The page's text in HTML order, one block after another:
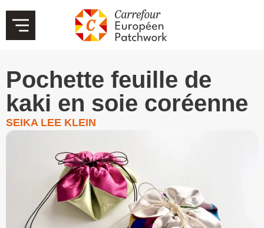
Pochette feuille de
kaki en soie coréenne
SEIKA LEE KLEIN